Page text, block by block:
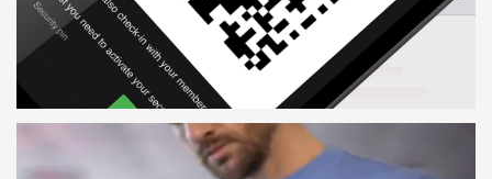
CHECK-IN COM CÓDIGO QR